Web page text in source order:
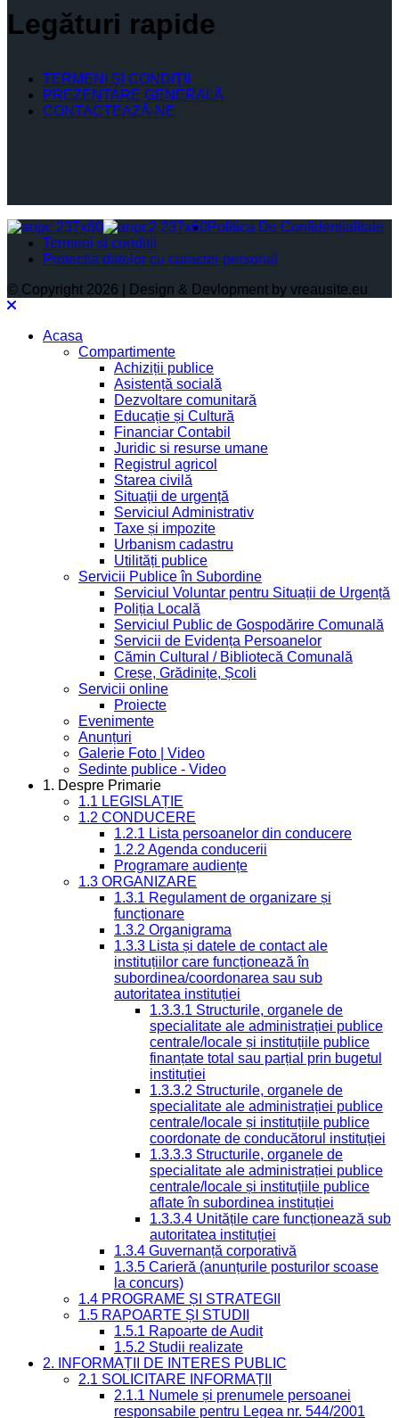
Legături rapide
TERMENI ŞI CONDIŢII
PREZENTARE GENERALĂ
CONTACTEAZĂ-NE
Politica De Confidențialitate
Termeni și condiții
Protectia datelor cu caracter personal
© Copyright 2026 | Design & Devlopment by vreausite.eu
Acasa
Compartimente
Achiziții publice
Asistență socială
Dezvoltare comunitară
Educație și Cultură
Financiar Contabil
Juridic si resurse umane
Registrul agricol
Starea civilă
Situații de urgență
Serviciul Administrativ
Taxe și impozite
Urbanism cadastru
Utilități publice
Servicii Publice în Subordine
Serviciul Voluntar pentru Situații de Urgență
Poliția Locală
Serviciul Public de Gospodărire Comunală
Servicii de Evidența Persoanelor
Cămin Cultural / Bibliotecă Comunală
Creșe, Grădinițe, Școli
Servicii online
Proiecte
Evenimente
Anunțuri
Galerie Foto | Video
Sedinte publice - Video
1. Despre Primarie
1.1 LEGISLAȚIE
1.2 CONDUCERE
1.2.1 Lista persoanelor din conducere
1.2.2 Agenda conducerii
Programare audiențe
1.3 ORGANIZARE
1.3.1 Regulament de organizare și
funcționare
1.3.2 Organigrama
1.3.3 Lista și datele de contact ale
instituțiilor care funcționează în
subordinea/coordonarea sau sub
autoritatea instituției
1.3.3.1 Structurile, organele de
specialitate ale administrației publice
centrale/locale și instituțiile publice
finanțate total sau parțial prin bugetul
instituției
1.3.3.2 Structurile, organele de
specialitate ale administrației publice
centrale/locale și instituțiile publice
coordonate de conducătorul instituției
1.3.3.3 Structurile, organele de
specialitate ale administrației publice
centrale/locale și instituțiile publice
aflate în subordinea instituției
1.3.3.4 Unitățile care funcționează sub
autoritatea instituției
1.3.4 Guvernanță corporativă
1.3.5 Carieră (anunțurile posturilor scoase
la concurs)
1.4 PROGRAME ȘI STRATEGII
1.5 RAPOARTE ȘI STUDII
1.5.1 Rapoarte de Audit
1.5.2 Studii realizate
2. INFORMAȚII DE INTERES PUBLIC
2.1 SOLICITARE INFORMAȚII
2.1.1 Numele și prenumele persoanei
responsabile pentru Legea nr. 544/2001